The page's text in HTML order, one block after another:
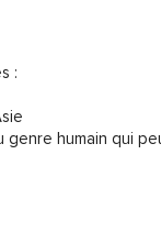
:
humain qui